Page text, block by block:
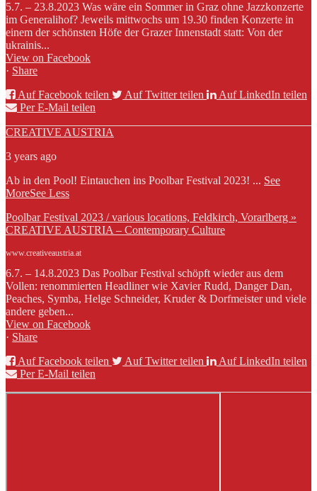
5.7. – 23.8.2023 Was wäre ein Sommer in Graz ohne Jazzkonzerte
im Generalihof? Jeweils mittwochs um 19.30 finden Konzerte in
einem der schönsten Höfe der Grazer Innenstadt statt: Von der
ukrainis...
View on Facebook
· Share
Auf Facebook teilen
Auf Twitter teilen
Auf LinkedIn teilen
Per E-Mail teilen
CREATIVE AUSTRIA
3 years ago
Ab in den Pool! Eintauchen ins Poolbar Festival 2023! ... See
MoreSee Less
Poolbar Festival 2023 / various locations, Feldkirch, Vorarlberg »
CREATIVE AUSTRIA – Contemporary Culture
www.creativeaustria.at
6.7. – 14.8.2023 Das Poolbar Festival schöpft wieder aus dem
Vollen: renommierten Headliner wie Xavier Rudd, Danger Dan,
Peaches, Symba, Helge Schneider, Kruder & Dorfmeister und viele
andere geben...
View on Facebook
· Share
Auf Facebook teilen
Auf Twitter teilen
Auf LinkedIn teilen
Per E-Mail teilen